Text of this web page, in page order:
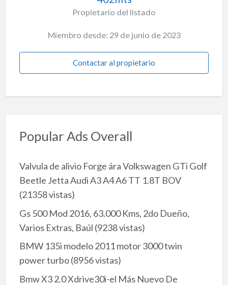
Propietario del listado
Miembro desde: 29 de junio de 2023
Contactar al propietario
Popular Ads Overall
Valvula de alivio Forge ára Volkswagen GTi Golf
Beetle Jetta Audi A3 A4 A6 TT 1.8T BOV
(21358 vistas)
Gs 500 Mod 2016, 63.000 Kms, 2do Dueño,
Varios Extras, Baúl (9238 vistas)
BMW 135i modelo 2011 motor 3000 twin
power turbo(8956 vistas)
Bmw X3 2.0 Xdrive30i-el Más Nuevo De